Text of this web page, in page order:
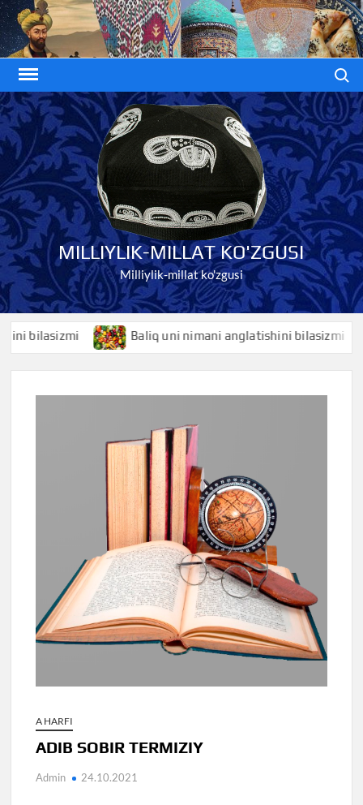
Skip
to
content
MILLIYLIK-MILLAT KO'ZGUSI
Milliylik-millat ko'zgusi
Baliq uni nimani anglatishini bilasizmi
A HARFI
ADIB SOBIR TERMIZIY
Admin 24.10.2021